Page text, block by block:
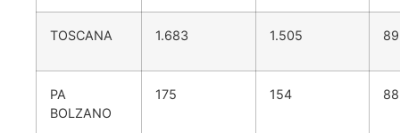
TOSCANA 1.683 1.505
PA
BOLZANO
175 154